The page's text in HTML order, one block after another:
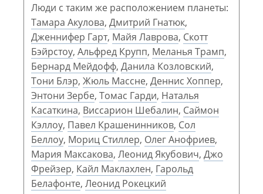
Люди с таким же расположением планеты:
Тамара Акулова, Дмитрий Гнатюк,
Дженнифер Гарт, Майя Лаврова, Скотт
Бэйрстоу, Альфред Крупп, Меланья Трамп,
Бернард Мейдофф, Данила Козловский,
Тони Блэр, Жюль Массне, Деннис Хоппер,
Энтони Зербе, Томас Гарди, Наталья
Касаткина, Виссарион Шебалин, Саймон
Кэллоу, Павел Крашенинников, Сол
Беллоу, Мориц Стиллер, Олег Анофриев,
Мария Максакова, Леонид Якубович, Джо
Фрейзер, Кайл Маклахлен, Гарольд
Белафонте, Леонид Рокецкий